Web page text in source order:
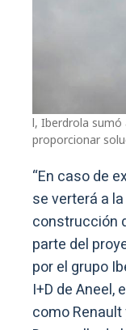
l, Iberdrola sumó
proporcionar
“En caso de
se verterá a
construcción
parte del
por el grupo
I+D de Aneel,
como